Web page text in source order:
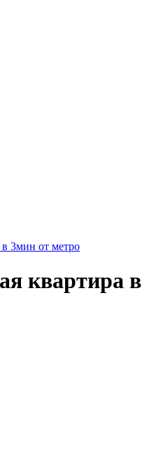
в 3мин от метро
квартира в